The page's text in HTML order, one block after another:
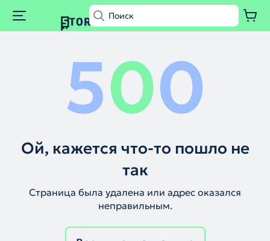
500
Ой, кажется что-то пошло не
так
Страница была удалена или адрес оказался
неправильным.